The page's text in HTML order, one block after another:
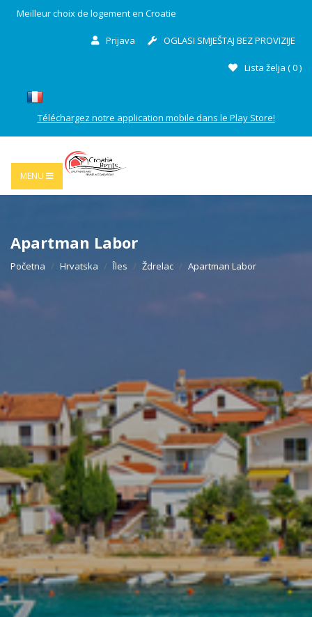
Meilleur choix de logement en Croatie
Prijava OGLASI SMJEŠTAJ BEZ PROVIZIJE
Lista želja (0)
Téléchargez notre application mobile dans le Play Store!
MENU
Apartman Labor
Početna Hrvatska Îles Ždrelac Apartman Labor